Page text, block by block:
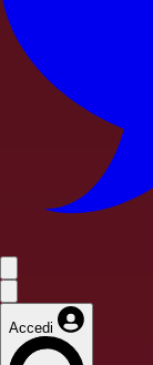
Accedi